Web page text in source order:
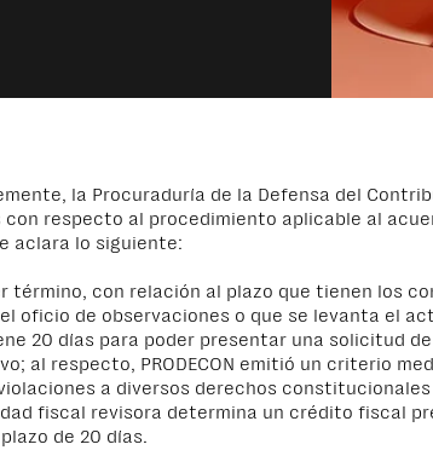
la Procuraduría de la Defensa del
respecto al procedimiento aplicable al
aclara lo siguiente:
término, con relación al plazo que tienen los
oficio de observaciones o que se levanta el
20 días para poder presentar una solicitud
al respecto, PRODECON emitió un criterio
a diversos derechos
fiscal revisora determina un crédito fiscal
de 20 días.